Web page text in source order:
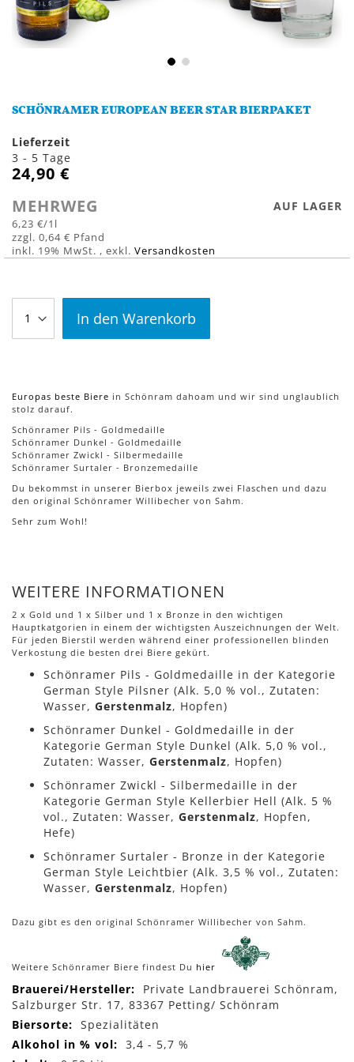
SCHÖNRAMER EUROPEAN BEER STAR BIERPAKET
Lieferzeit
3 - 5 Tage
24,90 €
MEHRWEG
6,23 €/1l
0,64 €
inkl. 19% MwSt. , exkl. Versandkosten
AUF LAGER
In den Warenkorb
Europas beste Biere in Schönram dahoam und wir sind unglaublich
stolz darauf.
Schönramer Pils - Goldmedaille
Schönramer Dunkel - Goldmedaille
Schönramer Zwickl - Silbermedaille
Schönramer Surtaler - Bronzemedaille
Du bekommst in unserer Bierbox jeweils zwei Flaschen und dazu
den original Schönramer Willibecher von Sahm.
Sehr zum Wohl!
der
springen
WEITERE INFORMATIONEN
2 x Gold und 1 x Silber und 1 x Bronze in den wichtigen
Hauptkatgorien in einem der wichtigsten Auszeichnungen der Welt.
Für jeden Bierstil werden während einer professionellen blinden
Verkostung die besten drei Biere gekürt.
Schönramer Pils - Goldmedaille in der Kategorie
German Style Pilsner (Alk. 5,0 % vol., Zutaten:
Wasser, Gerstenmalz, Hopfen)
Schönramer Dunkel - Goldmedaille in der
Kategorie German Style Dunkel (Alk. 5,0 % vol.,
Zutaten: Wasser, Gerstenmalz, Hopfen)
Schönramer Zwickl - Silbermedaille in der
Kategorie German Style Kellerbier Hell (Alk. 5 %
vol., Zutaten: Wasser, Gerstenmalz, Hopfen,
Hefe)
Schönramer Surtaler - Bronze in der Kategorie
German Style Leichtbier (Alk. 3,5 % vol., Zutaten:
Wasser, Gerstenmalz, Hopfen)
Dazu gibt es den original Schönramer Willibecher von Sahm.
Weitere Schönramer Biere findest Du hier
Mehr
Informationen
Private Landbrauerei Schönram,
Salzburger Str. 17, 83367 Petting/ Schönram
Spezialitäten
3,4 - 5,7 %